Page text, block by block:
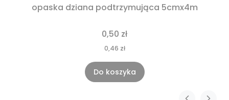
opaska dziana podtrzymująca 5cmx4m
0,50 zł
0,46 zł
Do koszyka